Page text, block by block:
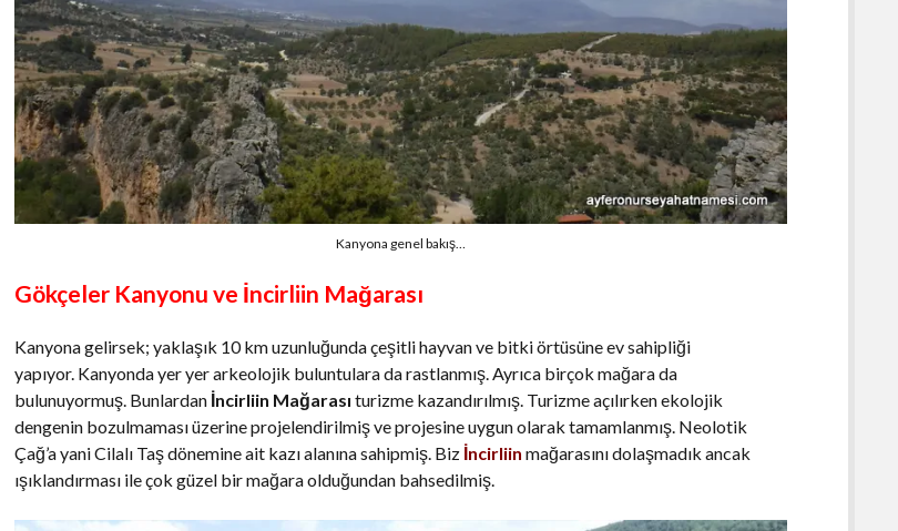
Kanyona genel bakış…
Gökçeler Kanyonu ve İncirliin Mağarası
Kanyona gelirsek; yaklaşık 10 km uzunluğunda çeşitli hayvan ve bitki örtüsüne ev sahipliği
yapıyor. Kanyonda yer yer arkeolojik buluntulara da rastlanmış. Ayrıca birçok mağara da
bulunuyormuş. Bunlardan İncirliin Mağarası turizme kazandırılmış. Turizme açılırken ekolojik
dengenin bozulmaması üzerine projelendirilmiş ve projesine uygun olarak tamamlanmış. Neolotik
Çağ’a yani Cilalı Taş dönemine ait kazı alanına sahipmiş. Biz İncirliinmağarasını dolaşmadık ancak
ışıklandırması ile çok güzel bir mağara olduğundan bahsedilmiş.